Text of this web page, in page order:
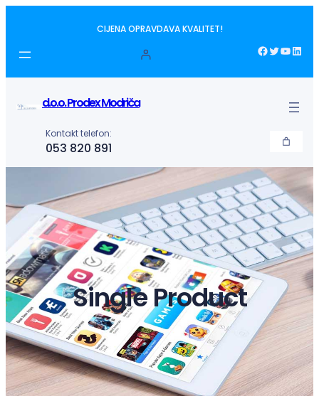
sadržaj
CIJENA OPRAVDAVA KVALITET!
Facebook Twitter YouTube LinkedIn
d.o.o. Prodex Modriča
Kontakt telefon:
053 820 891
Single Product